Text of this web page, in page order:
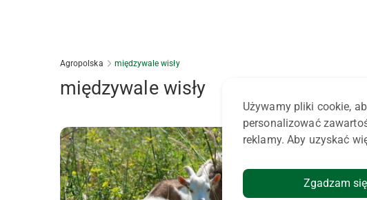
Agropolska międzywale wisły
międzywale wisły
Używamy pliki cookie,
personalizować
reklamy. Aby uzyskać
Zgadzam się